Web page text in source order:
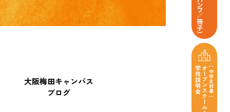
大阪梅田キャンパス
ブログ